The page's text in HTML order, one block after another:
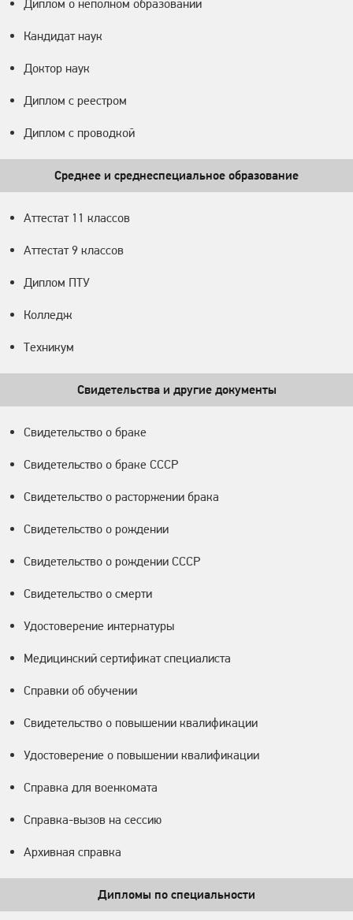
Диплом о неполном образовании
Кандидат наук
Доктор наук
Диплом с реестром
Диплом с проводкой
Среднее и среднеспециальное образование
Аттестат 11 классов
Аттестат 9 классов
Диплом ПТУ
Колледж
Техникум
Свидетельства и другие документы
Свидетельство о браке
Свидетельство о браке СССР
Свидетельство о расторжении брака
Свидетельство о рождении
Свидетельство о рождении СССР
Свидетельство о смерти
Удостоверение интернатуры
Медицинский сертификат специалиста
Справки об обучении
Свидетельство о повышении квалификации
Удостоверение о повышении квалификации
Справка для военкомата
Справка-вызов на сессию
Архивная справка
Дипломы по специальности